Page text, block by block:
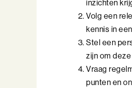
inzichten
Volg een
kennis in
Stel een
zijn om
Vraag
punten en